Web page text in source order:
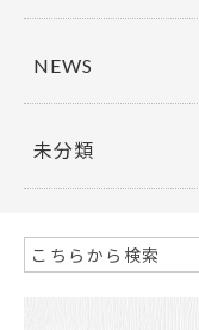
NEWS
未分類